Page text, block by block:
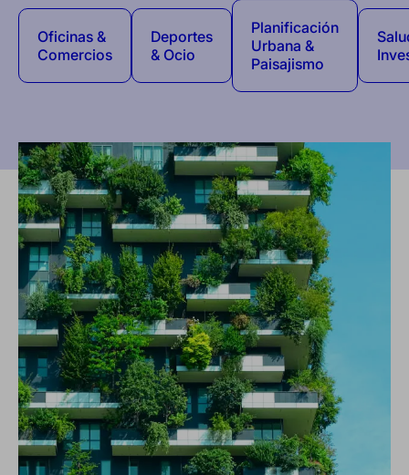
Oficinas &
Comercios
Deportes
& Ocio
Planificación
Urbana &
Paisajismo